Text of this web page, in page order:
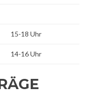
15-18 Uhr
14-16 Uhr